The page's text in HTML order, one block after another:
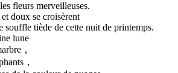
fleurs merveilleuses.
doux se croisèrent
souffle tiède de cette nuit de printemps.
lune
，
，